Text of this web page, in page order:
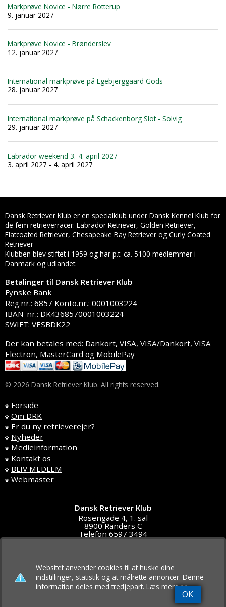
Markprøve Novice - Nørre Rotterup
9. januar 2027
Markprøve Novice - Brønderslev
12. januar 2027
International markprøve på Egebjerggaard Gods
28. januar 2027
International markprøve på Schackenborg Slot - Solvig
29. januar 2027
Labrador weekend 3.-4. april 2027
3. april 2027 - 4. april 2027
Dansk Retriever Klub er en specialklub under Dansk Kennel Klub for
de fem retrieverracer: Labrador Retriever, Golden Retriever,
Flatcoated Retriever, Chesapeake Bay Retriever og Curly Coated
Retriever
Klubben blev stiftet i 1959 og har p.t. ca. 5100 medlemmer i
Danmark og udlandet.
Betalinger til Dansk Retriever Klub
Fynske Bank
Reg.nr.: 6857 Konto.nr.: 0001003224
IBAN-nr.: DK4368570001003224
SWIFT: VESBDK22
Der kan betales med: Dankort, VISA, VISA/Dankort, VISA
Electron, MasterCard og MobilePay
© 2026 Dansk Retriever Klub. All rights reserved.
Forside
Om DRK
Er du ny retrieverejer?
Nyheder
Medieinformation
Kontakt os
BLIV MEDLEM
Webmaster
Dansk Retriever Klub
Rosengade 4, 1. sal
8900 Randers C
Telefon 6597 3494
OK
Websitet anvender cookies til at huske dine
indstillinger, statistik og at målrette annoncer. Denne
information deles med tredjepart. Læs mere >>